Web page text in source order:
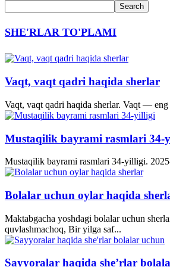
SHE'RLAR TO'PLAMI
Vaqt, vaqt qadri haqida sherlar
Vaqt, vaqt qadri haqida sherlar. Vaqt —
Mustaqilik bayrami rasmlari 34-
Mustaqilik bayrami rasmlari 34-yilligi.
Bolalar uchun oylar haqida
Maktabgacha yoshdagi bolalar uchun
quvlashmachoq, Bir yilga saf...
Sayyoralar haqida she’rlar